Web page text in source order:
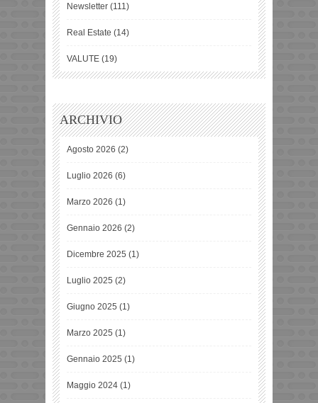
Newsletter (111)
Real Estate (14)
VALUTE (19)
ARCHIVIO
Agosto 2026 (2)
Luglio 2026 (6)
Marzo 2026 (1)
Gennaio 2026 (2)
Dicembre 2025 (1)
Luglio 2025 (2)
Giugno 2025 (1)
Marzo 2025 (1)
Gennaio 2025 (1)
Maggio 2024 (1)